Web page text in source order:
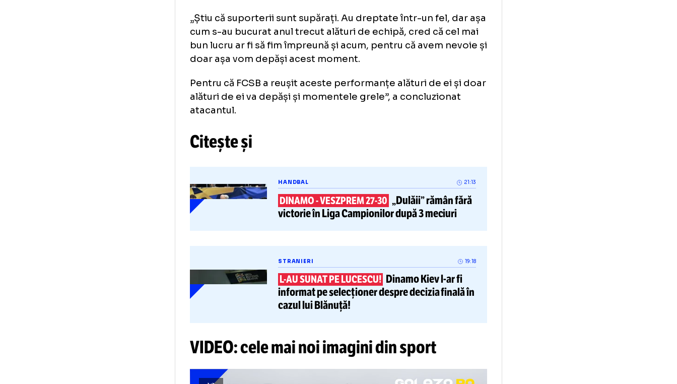
Denis Alibec: „Alături de ei vom depăși și
momentele grele”
Peluza Nord le-a transmis jucătorilor
nu va mai fi prezentă dacă jocul va continua să arate astfel, însă
Alibec le transmite, la rândul său, că acum e cel mai important
moment ca ei să fie prezenți.
„Știu că suporterii sunt supărați. Au dreptate într-un fel, dar așa
cum s-au bucurat anul trecut alături de echipă, cred că cel mai
doar așa vom depăși acest moment.
Pentru că FCSB a reușit aceste performanțe alături de ei și doar
Citește și
DINAMO VESZPREM 27-30 „Dulăii” rămân
victorieîn Liga Campionilor după 3 meciuri